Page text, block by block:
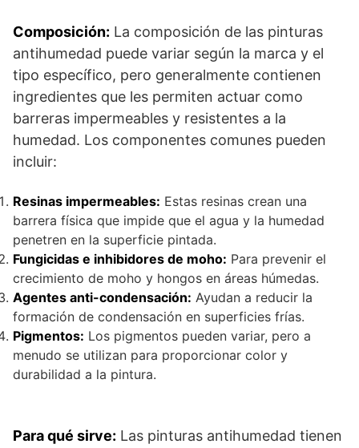
Composición: La composición de las pinturas
antihumedad puede variar según la marca y el
tipo específico, pero generalmente contienen
ingredientes que les permiten actuar como
barreras impermeables y resistentes a la
humedad. Los componentes comunes pueden
incluir:
Resinas impermeables: Estas resinas crean una
barrera física que impide que el agua y la humedad
penetren en la superficie pintada.
Fungicidas e inhibidores de moho: Para prevenir el
crecimiento de moho y hongos en áreas húmedas.
Agentes anti-condensación: Ayudan a reducir la
formación de condensación en superficies frías.
Pigmentos: Los pigmentos pueden variar, pero a
menudo se utilizan para proporcionar color y
durabilidad a la pintura.
Para qué sirve: Las pinturas antihumedad tienen